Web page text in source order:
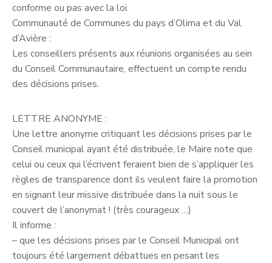
conforme ou pas avec la loi.
Communauté de Communes du pays d’Olima et du Val
d’Avière :
Les conseillers présents aux réunions organisées au sein
du Conseil Communautaire, effectuent un compte rendu
des décisions prises.
LETTRE ANONYME :
Une lettre anonyme critiquant les décisions prises par le
Conseil municipal ayant été distribuée, le Maire note que
celui ou ceux qui l’écrivent feraient bien de s’appliquer les
règles de transparence dont ils veulent faire la promotion
en signant leur missive distribuée dans la nuit sous le
couvert de l’anonymat ! (très courageux …)
Il informe :
– que les décisions prises par le Conseil Municipal ont
toujours été largement débattues en pesant les